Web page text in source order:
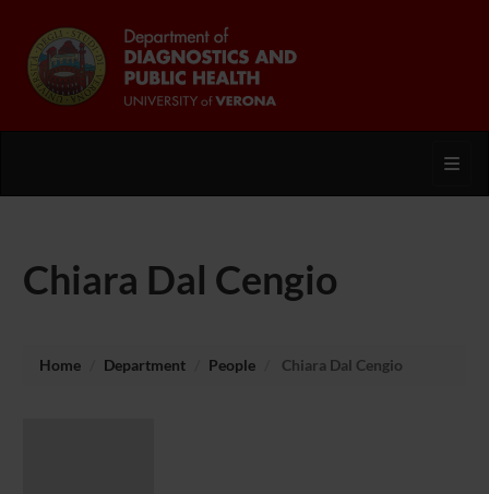
Chiara Dal Cengio
Home Department People Chiara Dal Cengio